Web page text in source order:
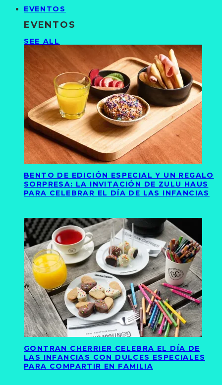
EVENTOS
EVENTOS
SEE ALL
BENTO DE EDICIÓN ESPECIAL Y UN REGALO
SORPRESA: LA INVITACIÓN DE ZULU HAUS
PARA CELEBRAR EL DÍA DE LAS INFANCIAS
GONTRAN CHERRIER CELEBRA EL DÍA DE
LAS INFANCIAS CON DULCES ESPECIALES
PARA COMPARTIR EN FAMILIA